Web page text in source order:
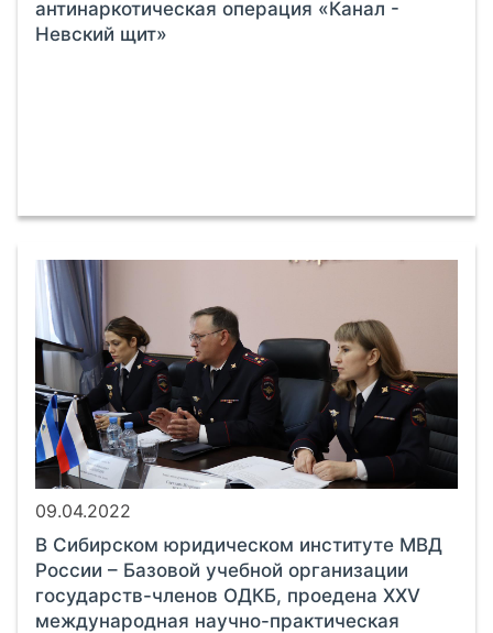
антинаркотическая операция «Канал -
Невский щит»
09.04.2022
В Сибирском юридическом институте МВД
России – Базовой учебной организации
государств-членов ОДКБ, проедена XXV
международная научно-практическая